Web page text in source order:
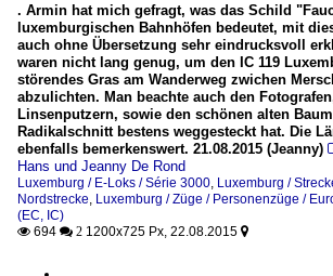
. Armin hat mich gefragt, was das Schild
luxemburgischen Bahnhöfen bedeutet, mit
auch ohne Übersetzung sehr eindrucksvoll
waren nicht lang genug, um den IC 119
störendes Gras am Wanderweg zwichen
abzulichten. Man beachte auch den
Linsenputzern, sowie den schönen alten
Radikalschnitt bestens weggesteckt hat. Die
ebenfalls bemerkenswert. 21.08.2015 (Jeanny)
Hans und Jeanny De Rond
Luxemburg / E-Loks / Série 3000 Luxemburg /
Nordstrecke Luxemburg / Züge / Personenzüge /
(EC, IC)
 694  2 1200x725 Px, 22.08.2015 